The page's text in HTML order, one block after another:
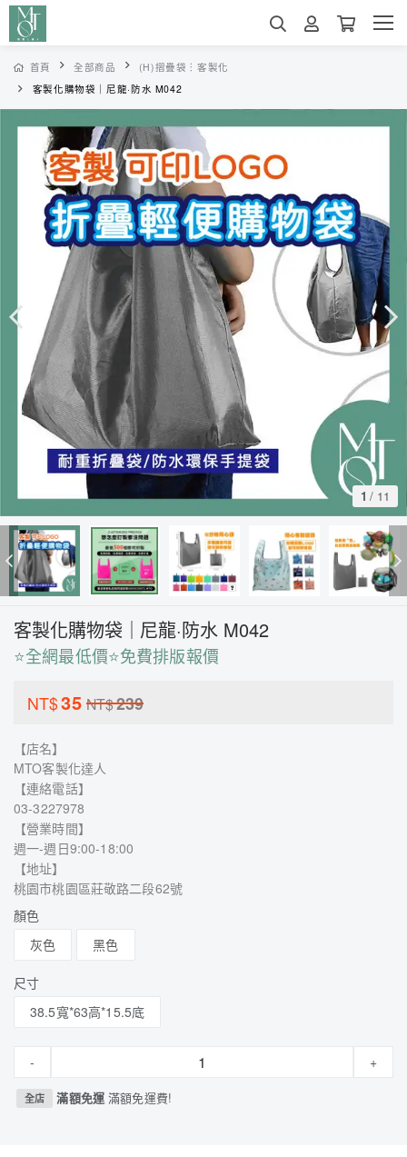
首頁 全部商品
(H)摺疊袋︙客製化
客製化購物袋｜尼龍·防水 M042
1 / 11
客製化購物袋｜尼龍·防水 M042
⭐全網最低價⭐免費排版報價
NT$35 NT$239
【店名】
MTO客製化達人
【連絡電話】
03-3227978
【營業時間】
週一-週日9:00-18:00
【地址】
桃園市桃園區莊敬路二段62號
顏色
灰色
黑色
尺寸
38.5寬*63高*15.5底
- +
全店 滿額免運滿額免運費!